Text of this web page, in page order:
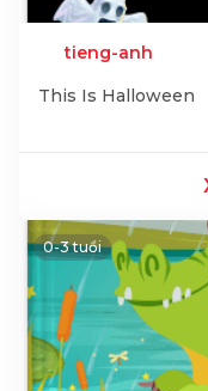
tieng-anh
This Is Halloween
0-3 tuổi